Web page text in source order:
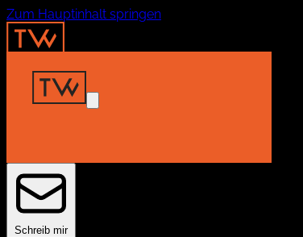
Zum Hauptinhalt springen
Home
Insights
Projekte
Schreib mir